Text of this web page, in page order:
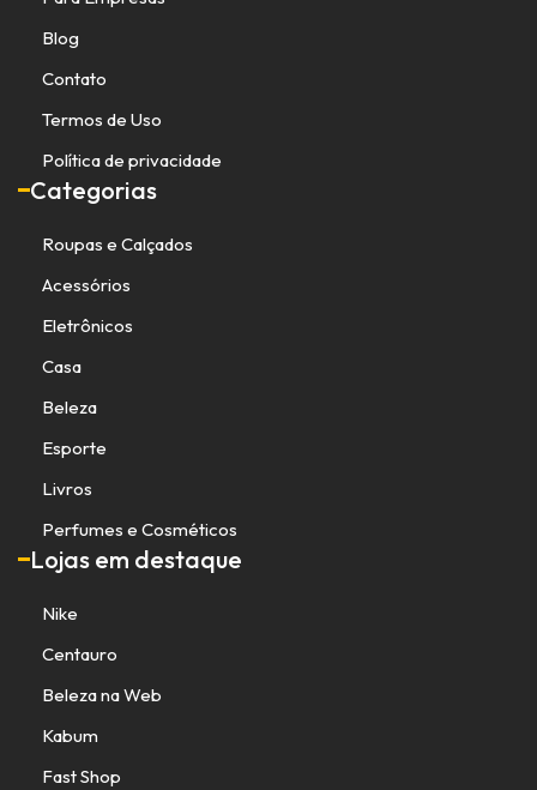
Blog
Contato
Termos de Uso
Política de privacidade
Categorias
Roupas e Calçados
Acessórios
Eletrônicos
Casa
Beleza
Esporte
Livros
Perfumes e Cosméticos
Lojas em destaque
Nike
Centauro
Beleza na Web
Kabum
Fast Shop